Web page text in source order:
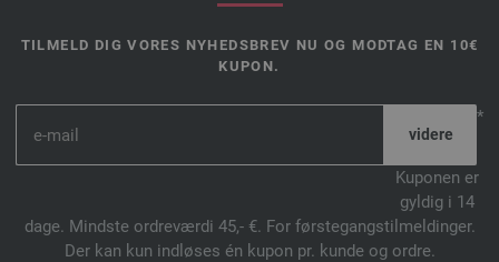
TILMELD DIG VORES NYHEDSBREV NU OG MODTAG EN 10€
KUPON.
*
Kuponen er
gyldig i 14
dage. Mindste ordreværdi 45,- €. For førstegangstilmeldinger.
Der kan kun indløses én kupon pr. kunde og ordre.